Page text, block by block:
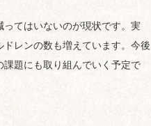
てはいないのが現状です。実
レンの数も増えています。今後
題にも取り組んでいく予定で